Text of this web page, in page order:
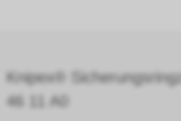
Knipex®
46 11 A0